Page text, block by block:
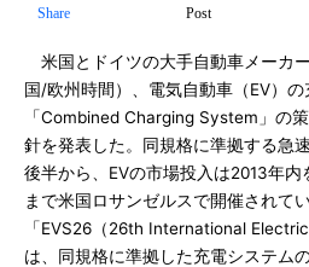
Share Post
米国とドイツの大手自動車メーカ
国/欧州時間）、電気自動車（EV）
「Combined Charging System」の
針を発表した。同規格に準拠する急
後半から、EVの市場投入は2013年
まで米国ロサンゼルスで開催されて
「EVS26（26th International
は、同規格に準拠した充電システム